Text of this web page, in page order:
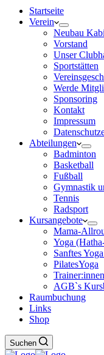
Startseite
Verein
Neubau
Vorstand
Unser
Sportstätten
Werde
Sponsoring
Kontakt
Impressum
Abteilungen
Badminton
Basketball
Fußball
Gymnastik
Tennis
Radsport
Kursangebote
Mama-
Yoga
Sanftes
PilatesYoga
Trainer:innen
AGB`s
Raumbuchung
Links
Shop
Suchen